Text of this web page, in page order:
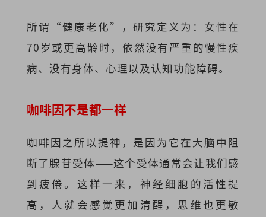
所谓“健康老化”，研究定义为：女性在
70岁或更高龄时，依然没有严重的慢性疾
病、没有身体、心理以及认知功能障碍。
咖啡因不是都一样
咖啡因之所以提神，是因为它在大脑中阻
断了腺苷受体——这个受体通常会让我们感
到疲倦。这样一来，神经细胞的活性提
高，人就会感觉更加清醒，思维也更敏